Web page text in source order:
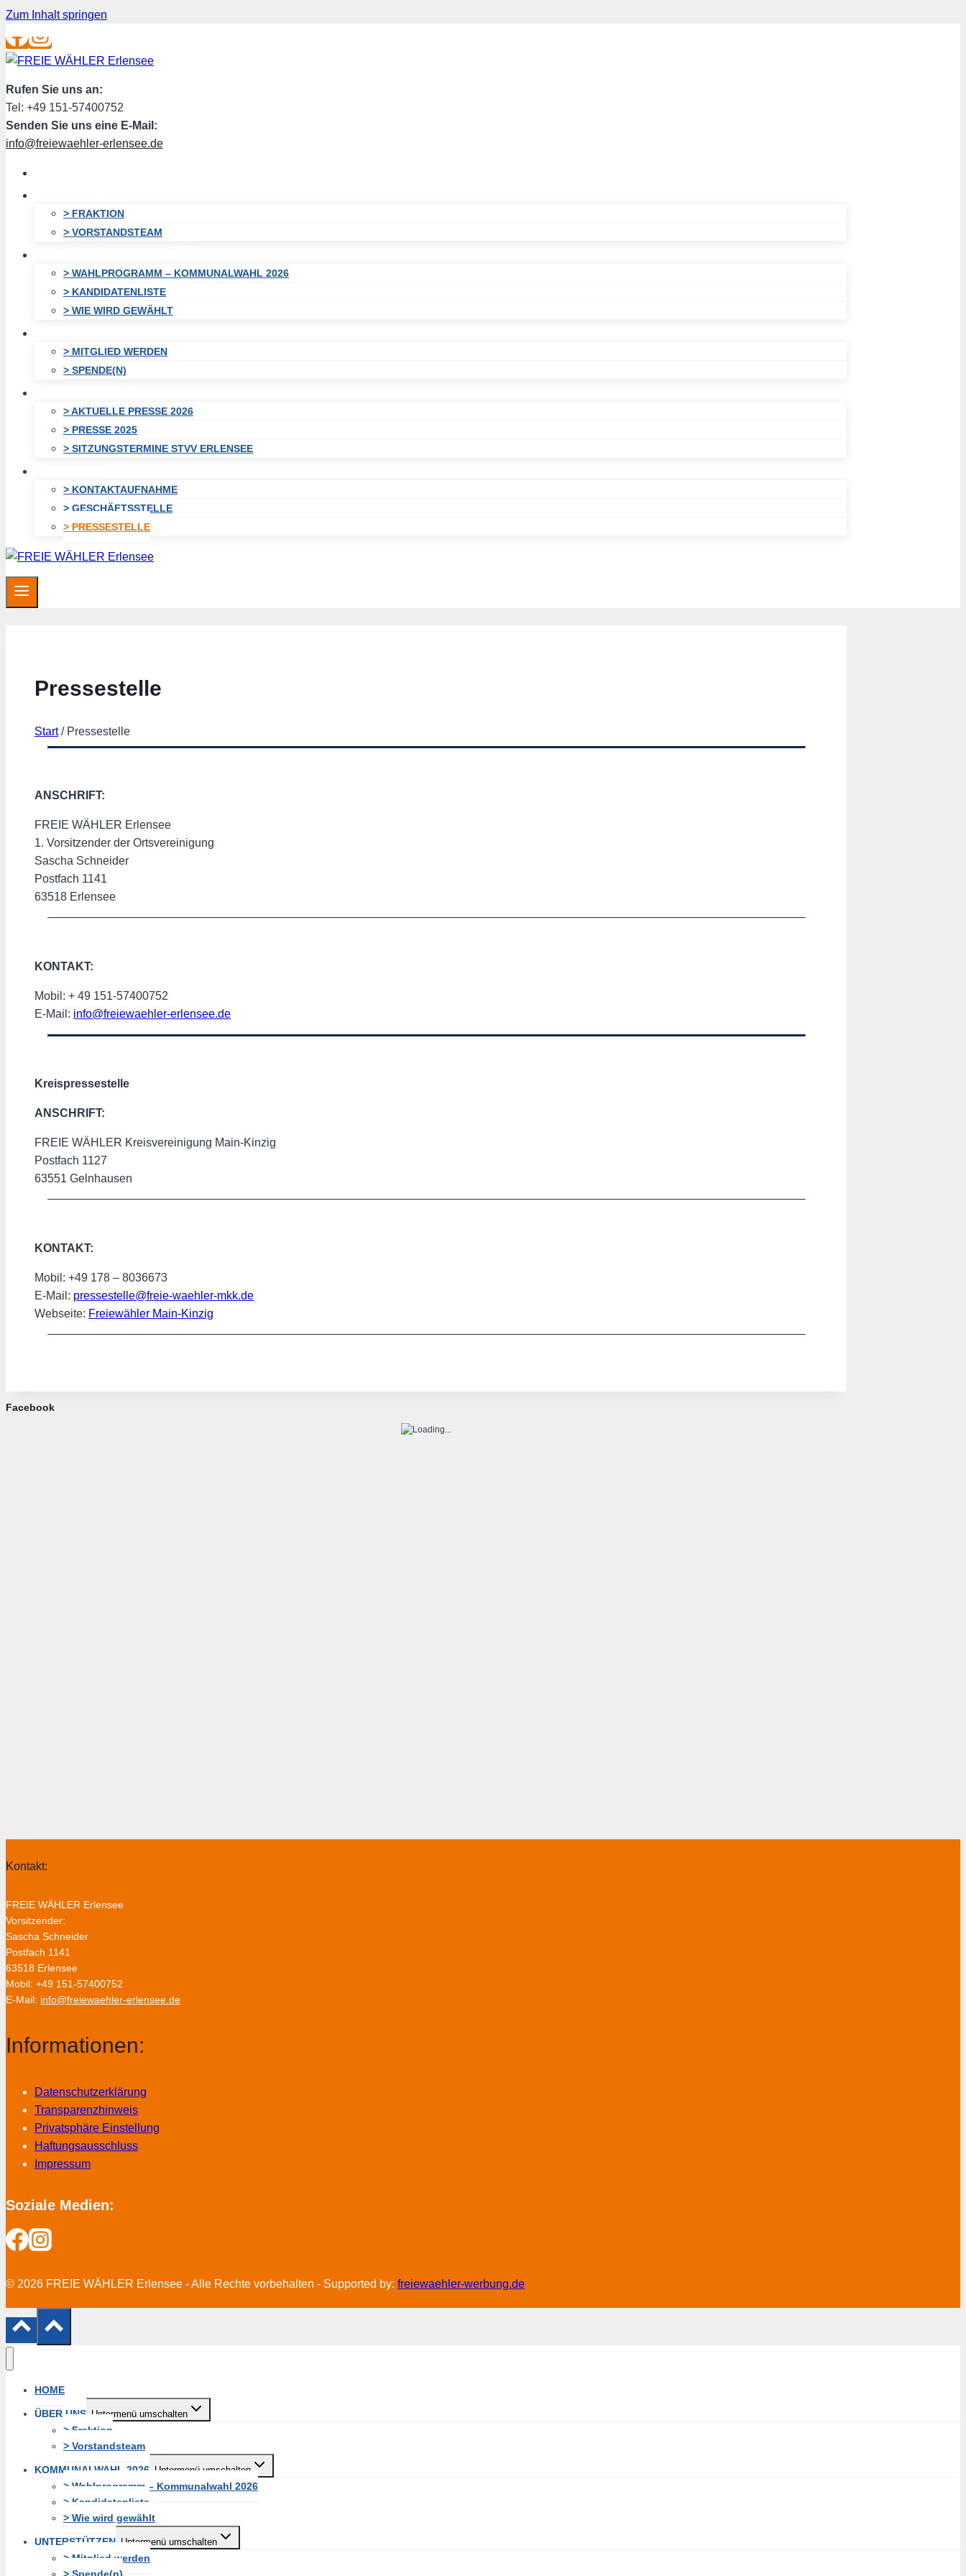
Zum Inhalt springen
Rufen Sie uns an:
Tel: +49 151-57400752
Senden Sie uns eine E-Mail:
info@freiewaehler-erlensee.de
> FRAKTION
> VORSTANDSTEAM
> WAHLPROGRAMM – KOMMUNALWAHL 2026
> KANDIDATENLISTE
> WIE WIRD GEWÄHLT
> MITGLIED WERDEN
> SPENDE(N)
> AKTUELLE PRESSE 2026
> PRESSE 2025
> SITZUNGSTERMINE STVV ERLENSEE
> KONTAKTAUFNAHME
> GESCHÄFTSSTELLE
> PRESSESTELLE
Pressestelle
Start / Pressestelle
ANSCHRIFT:
FREIE WÄHLER Erlensee
1. Vorsitzender der Ortsvereinigung
Sascha Schneider
Postfach 1141
63518 Erlensee
KONTAKT:
Mobil: + 49 151-57400752
E-Mail: info@freiewaehler-erlensee.de
Kreispressestelle
ANSCHRIFT:
FREIE WÄHLER Kreisvereinigung Main-Kinzig
Postfach 1127
63551 Gelnhausen
KONTAKT:
Mobil: +49 178 – 8036673
E-Mail: pressestelle@freie-waehler-mkk.de
Webseite: Freiewähler Main-Kinzig
Facebook
Kontakt:
FREIE WÄHLER Erlensee
Vorsitzender:
Sascha Schneider
Postfach 1141
63518 Erlensee
Mobil: +49 151-57400752
E-Mail: info@freiewaehler-erlensee.de
Informationen:
Datenschutzerklärung
Transparenzhinweis
Privatsphäre Einstellung
Haftungsausschluss
Impressum
Soziale Medien:
© 2026 FREIE WÄHLER Erlensee - Alle Rechte vorbehalten - Supported by: freiewaehler-werbung.de
HOME
ÜBER UNS Untermenü umschalten
> Fraktion
> Vorstandsteam
KOMMUNALWAHL 2026 Untermenü umschalten
> Wahlprogramm – Kommunalwahl 2026
> Kandidatenliste
> Wie wird gewählt
UNTERSTÜTZEN Untermenü umschalten
> Mitglied werden
> Spende(n)